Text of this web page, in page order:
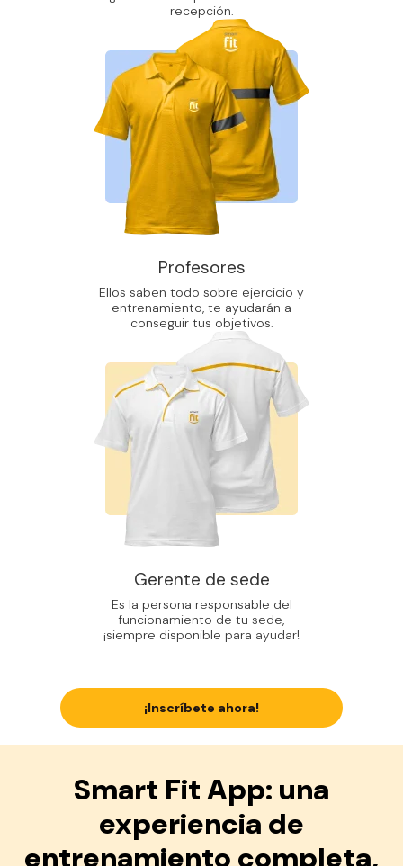
recepción.
Profesores
Ellos saben todo sobre ejercicio y
entrenamiento, te ayudarán a
conseguir tus objetivos.
Gerente de sede
Es la persona responsable del
funcionamiento de tu sede,
¡siempre disponible para ayudar!
¡Inscríbete ahora!
Smart Fit App: una
experiencia de
entrenamiento completa,